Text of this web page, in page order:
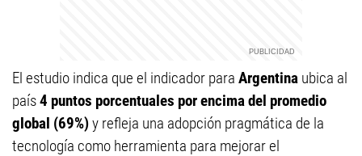
El estudio indica que el indicador para Argentina ubica al
país4 puntos porcentuales por encima del promedio
global (69%)y refleja una adopción pragmática de la
tecnología como herramienta para mejorar el